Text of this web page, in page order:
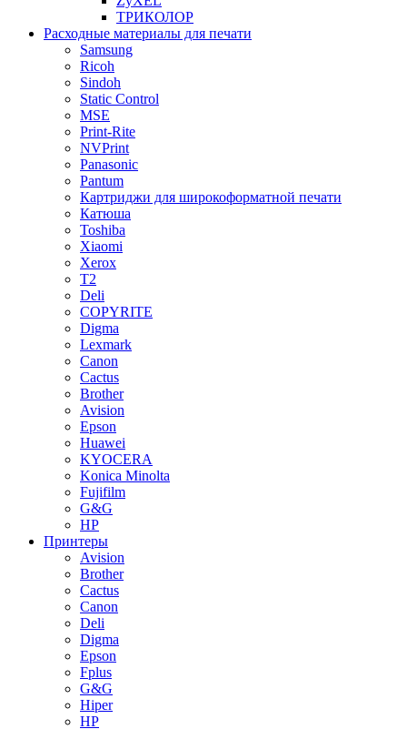
ТРИКОЛОР
Расходные материалы для печати
Samsung
Ricoh
Sindoh
Static Control
MSE
Print-Rite
NVPrint
Panasonic
Pantum
Картриджи для широкоформатной печати
Катюша
Toshiba
Xiaomi
Xerox
T2
Deli
COPYRITE
Digma
Lexmark
Canon
Cactus
Brother
Avision
Epson
Huawei
KYOCERA
Konica Minolta
Fujifilm
G&G
HP
Принтеры
Avision
Brother
Cactus
Canon
Deli
Digma
Epson
Fplus
G&G
Hiper
HP